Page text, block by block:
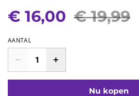
€ 16,00 € 19,99
AANTAL
Nu kopen